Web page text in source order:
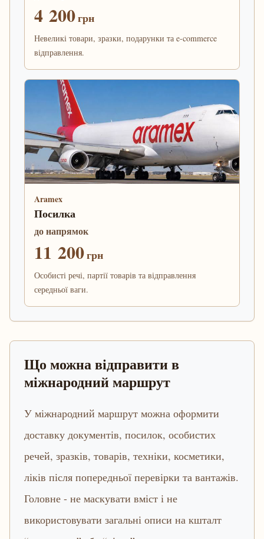
4 200грн
Невеликі товари, зразки, подарунки та e-commerce
відправлення.
Aramex
Посилка
до напрямок
11 200грн
Особисті речі, партії товарів та відправлення
середньої ваги.
Що можна відправити в
міжнародний маршрут
У міжнародний маршрут можна оформити
доставку документів, посилок, особистих
речей, зразків, товарів, техніки, косметики,
ліків після попередньої перевірки та вантажів.
Головне - не маскувати вміст і не
використовувати загальні описи на кшталт